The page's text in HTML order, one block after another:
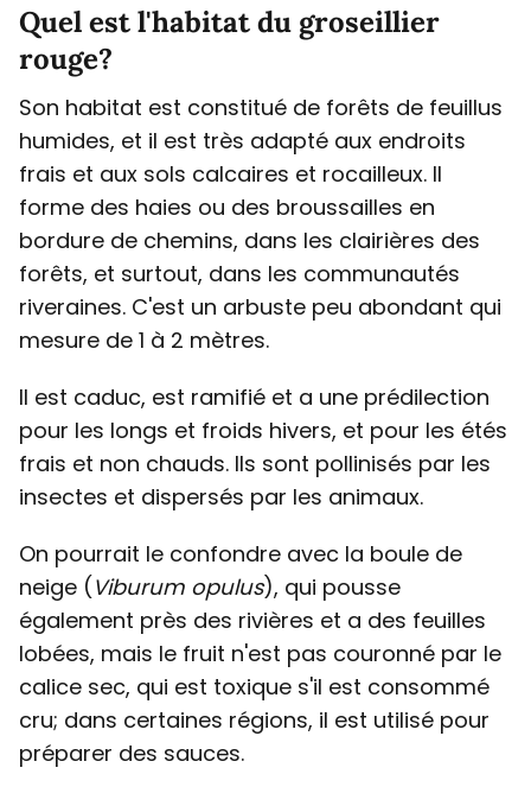
Quel est l'habitat du groseillier
rouge?
Son habitat est constitué de forêts de feuillus
humides, et il est très adapté aux endroits
frais et aux sols calcaires et rocailleux. Il
forme des haies ou des broussailles en
bordure de chemins, dans les clairières des
forêts, et surtout, dans les communautés
riveraines. C'est un arbuste peu abondant qui
mesure de 1 à 2 mètres.
Il est caduc, est ramifié et a une prédilection
pour les longs et froids hivers, et pour les étés
frais et non chauds. Ils sont pollinisés par les
insectes et dispersés par les animaux.
On pourrait le confondre avec la boule de
neige (Viburum opulus), qui pousse
également près des rivières et a des feuilles
lobées, mais le fruit n'est pas couronné par le
calice sec, qui est toxique s'il est consommé
cru; dans certaines régions, il est utilisé pour
préparer des sauces.